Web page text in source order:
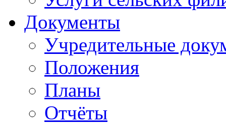
Документы
Учредительные
Положения
Планы
Отчёты